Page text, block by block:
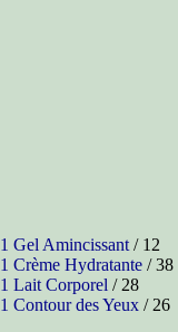
1 Gel Amincissant / 12
1 Crème Hydratante / 38
1 Lait Corporel / 28
1 Contour des Yeux / 26